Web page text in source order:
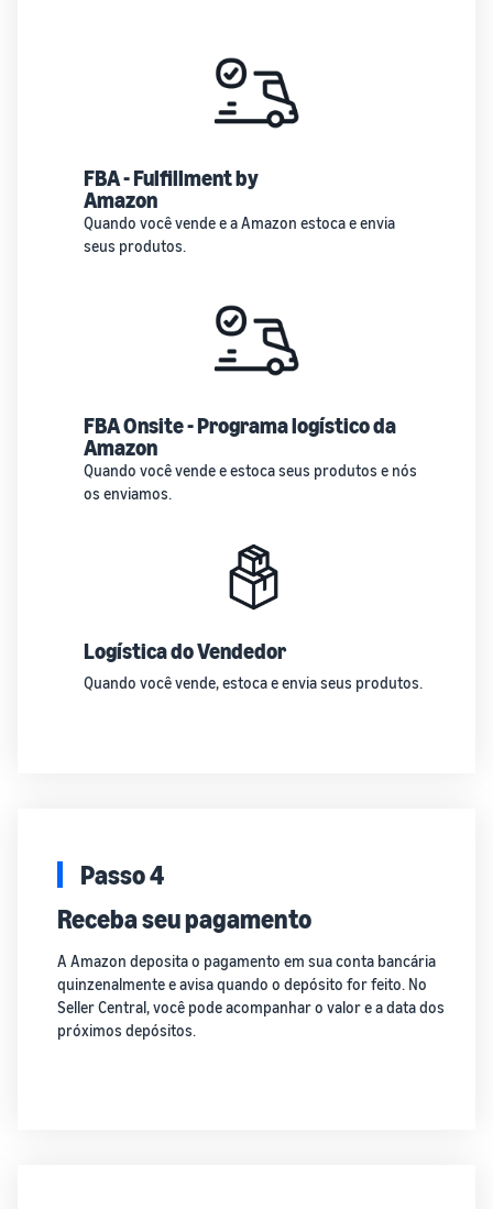
FBA - Fulfillment by
Amazon
Quando você vende e a Amazon estoca e envia
seus produtos.
FBA Onsite - Programa logístico da
Amazon
Quando você vende e estoca seus produtos e nós
os enviamos.
Logística do Vendedor
Quando você vende, estoca e envia seus produtos.
Passo 4
Receba seu pagamento
A Amazon deposita o pagamento em sua conta bancária
quinzenalmente e avisa quando o depósito for feito. No
Seller Central, você pode acompanhar o valor e a data dos
próximos depósitos.